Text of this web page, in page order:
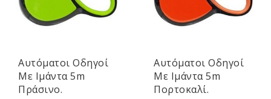
Aυτόματοι Οδηγοί
Με Ιμάντα 5m
Πράσινο.
Aυτόματοι Οδηγοί
Με Ιμάντα 5m
Πορτοκαλί.